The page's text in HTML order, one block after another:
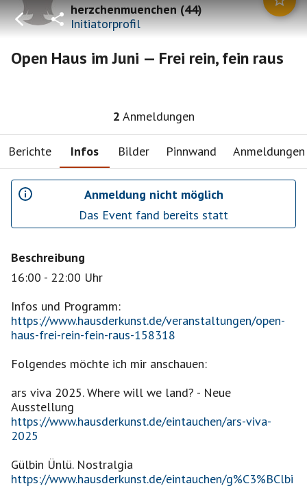
herzchenmuenchen(44)
Initiatorprofil
Open Haus im Juni — Frei rein, fein raus
2 Anmeldungen
Berichte Infos Bilder Pinnwand Anmeldungen
Anmeldung nicht möglich
Das Event fand bereits statt
Beschreibung
16:00 - 22:00 Uhr
Infos und Programm:
https://www.hausderkunst.de/veranstaltungen/open-
haus-frei-rein-fein-raus-158318
Folgendes möchte ich mir anschauen:
ars viva 2025. Where will we land? - Neue
https://www.hausderkunst.de/eintauchen/ars-viva-
2025
https://www.hausderkunst.de/eintauchen/g%C3%BClbi